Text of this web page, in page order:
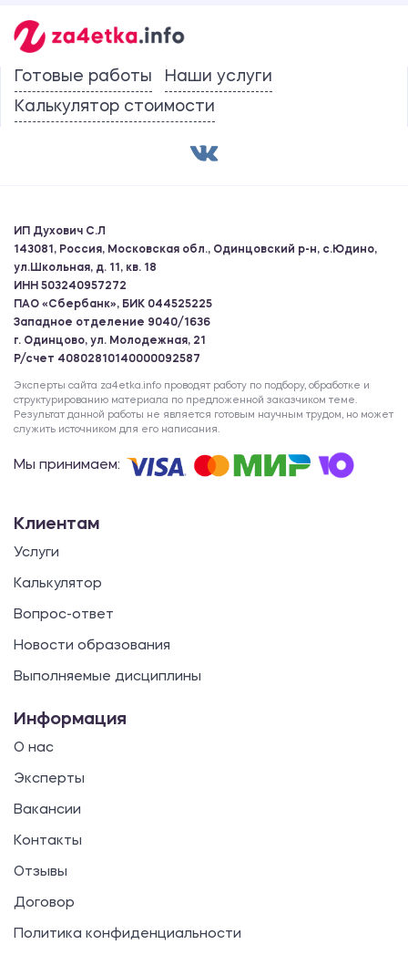
Готовые работы
Наши услуги
Калькулятор стоимости
ИП Духович С.Л
143081, Россия, Московская обл., Одинцовский р-н, с.Юдино,
ул.Школьная, д. 11, кв. 18
ИНН 503240957272
ПАО «Сбербанк», БИК 044525225
Западное отделение 9040/1636
г. Одинцово, ул. Молодежная, 21
Р/счет 40802810140000092587
Эксперты сайта za4etka.info проводят работу по подбору, обработке и
структурированию материала по предложенной заказчиком теме.
Результат данной работы не является готовым научным трудом, но может
служить источником для его написания.
Мы принимаем:
Клиентам
Услуги
Калькулятор
Вопрос-ответ
Новости образования
Выполняемые дисциплины
Информация
О нас
Эксперты
Вакансии
Контакты
Отзывы
Договор
Политика конфиденциальности